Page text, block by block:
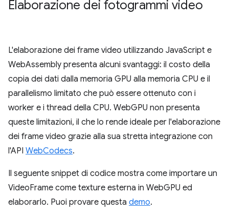
Elaborazione dei fotogrammi video
L'elaborazione dei frame video utilizzando JavaScript e
WebAssembly presenta alcuni svantaggi: il costo della
copia dei dati dalla memoria GPU alla memoria CPU e il
parallelismo limitato che può essere ottenuto con i
worker e i thread della CPU. WebGPU non presenta
queste limitazioni, il che lo rende ideale per l'elaborazione
dei frame video grazie alla sua stretta integrazione con
l'API WebCodecs.
Il seguente snippet di codice mostra come importare un
VideoFrame come texture esterna in WebGPU ed
elaborarlo. Puoi provare questa demo.